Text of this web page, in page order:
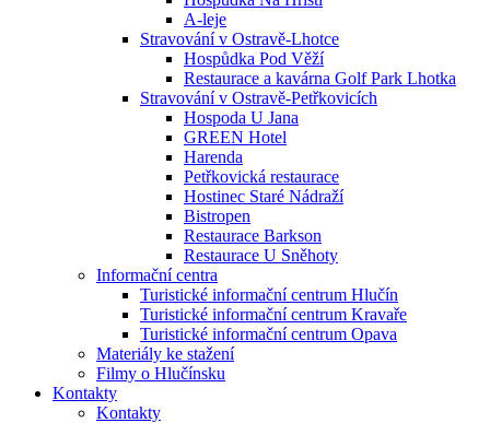
A-leje
Stravování v Ostravě-Lhotce
Hospůdka Pod Věží
Restaurace a kavárna Golf Park Lhotka
Stravování v Ostravě-Petřkovicích
Hospoda U Jana
GREEN Hotel
Harenda
Petřkovická restaurace
Hostinec Staré Nádraží
Bistropen
Restaurace Barkson
Restaurace U Sněhoty
Informační centra
Turistické informační centrum Hlučín
Turistické informační centrum Kravaře
Turistické informační centrum Opava
Materiály ke stažení
Filmy o Hlučínsku
Kontakty
Kontakty